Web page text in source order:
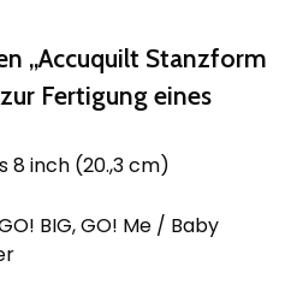
„Accuquilt Stanzform
Fertigung eines
8 inch (20.,3 cm)
BIG, GO! Me / Baby